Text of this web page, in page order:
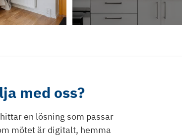
med oss?
en lösning som passar
mötet är digitalt, hemma